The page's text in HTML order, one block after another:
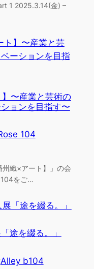
1 2025.3.14(金) –
〜産業と芸術の
ョンを目指す〜
104
織×アート】」の会
104をご…
途を綴る。」
Alley b104